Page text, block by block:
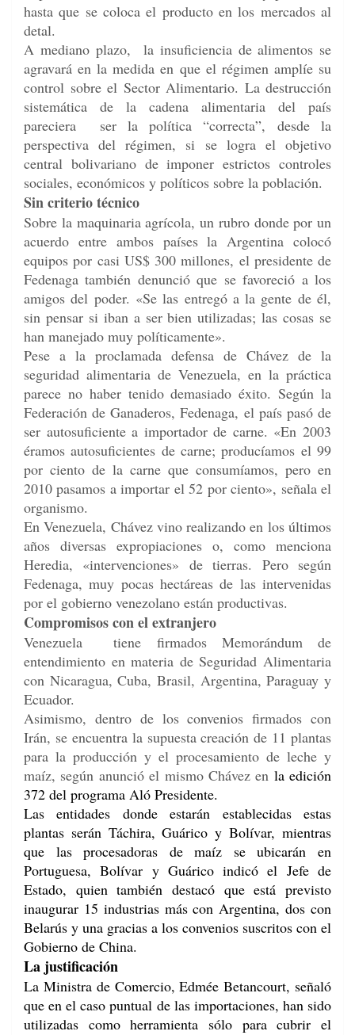
hasta que se coloca el producto en los mercados al
detal.
A mediano plazo, la insuficiencia de alimentos se
agravará en la medida en que el régimen amplíe su
control sobre el Sector Alimentario. La destrucción
sistemática de la cadena alimentaria del país
pareciera ser la política “correcta”, desde la
perspectiva del régimen, si se logra el objetivo
central bolivariano de imponer estrictos controles
sociales, económicos y políticos sobre la población.
Sin criterio técnico
Sobre la maquinaria agrícola, un rubro donde por un
acuerdo entre ambos países la Argentina colocó
equipos por casi US$ 300 millones, el presidente de
Fedenaga también denunció que se favoreció a los
amigos del poder. «Se las entregó a la gente de él,
sin pensar si iban a ser bien utilizadas; las cosas se
han manejado muy políticamente».
Pese a la proclamada defensa de Chávez de la
seguridad alimentaria de Venezuela, en la práctica
parece no haber tenido demasiado éxito. Según la
Federación de Ganaderos, Fedenaga, el país pasó de
ser autosuficiente a importador de carne. «En 2003
éramos autosuficientes de carne; producíamos el 99
por ciento de la carne que consumíamos, pero en
2010 pasamos a importar el 52 por ciento», señala el
organismo.
En Venezuela, Chávez vino realizando en los últimos
años diversas expropiaciones o, como menciona
Heredia, «intervenciones» de tierras. Pero según
Fedenaga, muy pocas hectáreas de las intervenidas
por el gobierno venezolano están productivas.
Compromisos con el extranjero
Venezuela tiene firmados Memorándum de
entendimiento en materia de Seguridad Alimentaria
con Nicaragua, Cuba, Brasil, Argentina, Paraguay y
Ecuador.
Asimismo, dentro de los convenios firmados con
Irán, se encuentra la supuesta creación de 11 plantas
para la producción y el procesamiento de leche y
maíz, según anunció el mismo Chávez en la edición
372 del programa Aló Presidente.
Las entidades donde estarán establecidas estas
plantas serán Táchira, Guárico y Bolívar, mientras
que las procesadoras de maíz se ubicarán en
Portuguesa, Bolívar y Guárico indicó el Jefe de
Estado, quien también destacó que está previsto
inaugurar 15 industrias más con Argentina, dos con
Belarús y una gracias a los convenios suscritos con el
Gobierno de China.
La justificación
La Ministra de Comercio, Edmée Betancourt, señaló
que en el caso puntual de las importaciones, han sido
utilizadas como herramienta sólo para cubrir el